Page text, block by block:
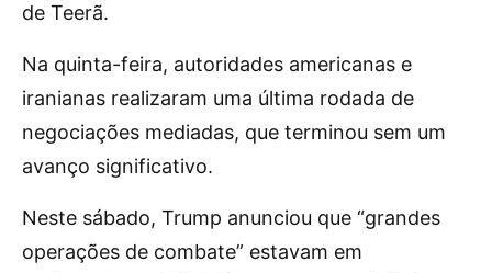
de Teerã.
Na quinta-feira, autoridades americanas e
iranianas realizaram uma última rodada de
negociações mediadas, que terminou sem um
avanço significativo.
Neste sábado, Trump anunciou que “grandes
operações de combate” estavam em